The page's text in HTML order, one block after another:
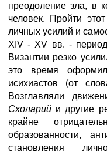
преодоление зла, в
человек. Пройти
личных усилий и
XIV - XV вв. -
Византии резко
это время
исихиастов (от
Возглавляли
Схоларий и другие
крайне
образованности,
становления